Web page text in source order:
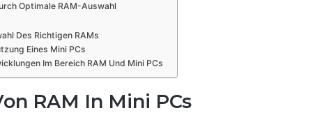
Optimale RAM-Auswahl
Des Richtigen RAMs
Eines Mini PCs
Im Bereich RAM Und Mini PCs
RAM In Mini PCs